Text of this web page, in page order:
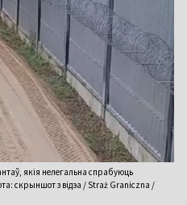
якія нелегальна спрабуюць
скрыншот з відэа / Straż Graniczna /